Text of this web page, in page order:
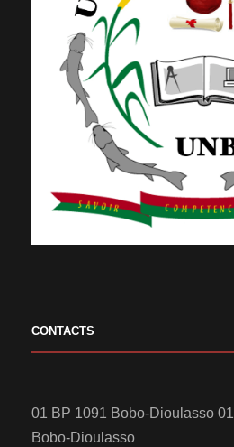
CONTACTS
01 BP 1091 Bobo-Dioulasso 01
Bobo-Dioulasso